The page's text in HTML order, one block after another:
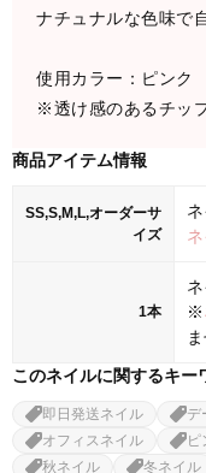
ナチュナルな色味で
使用カラー：ピンク
※透け感のあるチッ
商品アイテム情報
SS,S,M,L,オーダーサ
イズ
1本
※
このネイルに関するキー
即日発送ネイル デ
オフィスネイル
ピ
秋ネイル
冬ネイル